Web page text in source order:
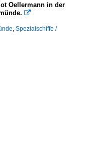
Oellermann in der

, Spezialschiffe /